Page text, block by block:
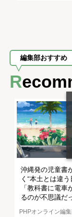
編集部おすすめ
沖縄発の児童書
く“本土とは違う
「教科書に電車
るのが不思議だ
PHPオンライン編